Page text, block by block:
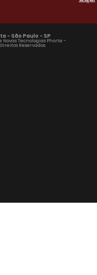
- São Paulo - SP
Novas Tecnologias Phorte -
Reservados.